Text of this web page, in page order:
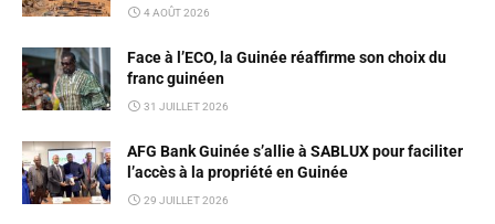
4 AOÛT 2026
Face à l’ECO, la Guinée réaffirme son choix du
franc guinéen
31 JUILLET 2026
AFG Bank Guinée s’allie à SABLUX pour faciliter
l’accès à la propriété en Guinée
29 JUILLET 2026